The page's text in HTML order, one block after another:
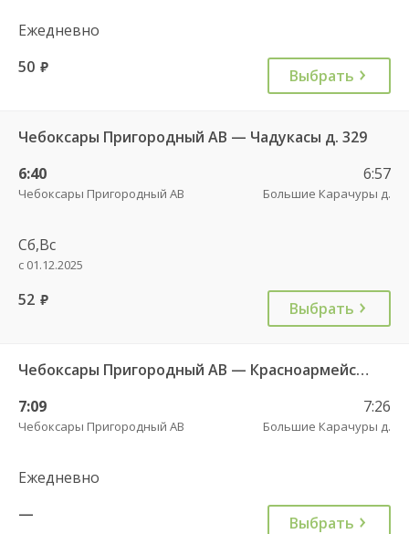
Ежедневно
50 руб. Выбрать
Чебоксары Пригородный АВ — Чадукасы д. 329
6:40
Чебоксары Пригородный АВ
6:57
Большие Карачуры д.
Сб,Вс
с 01.12.2025
52 руб. Выбрать
Чебоксары Пригородный АВ — Красноармейское с. ДКП 121
7:09
Чебоксары Пригородный АВ
7:26
Большие Карачуры д.
Ежедневно
—
Выбрать